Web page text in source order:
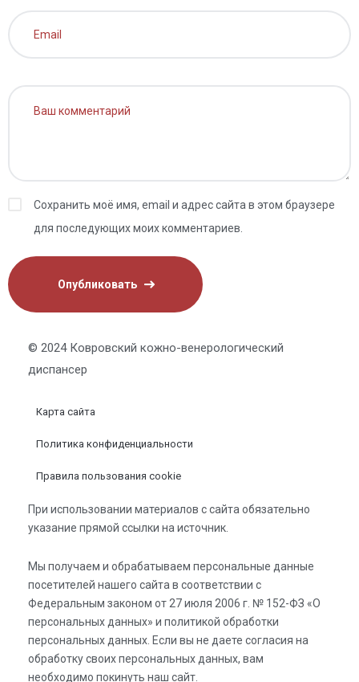
Сохранить моё имя, email и адрес сайта в этом браузере
для последующих моих комментариев.
© 2024 Ковровский кожно-венерологический
диспансер
Карта сайта
Политика конфиденциальности
Правила пользования cookie
При использовании материалов с сайта обязательно
указание прямой ссылки на источник.
Мы получаем и обрабатываем персональные данные
посетителей нашего сайта в соответствии с
Федеральным законом от 27 июля 2006 г. № 152-ФЗ «О
персональных данных» и политикой обработки
персональных данных. Если вы не даете согласия на
обработку своих персональных данных, вам
необходимо покинуть наш сайт.